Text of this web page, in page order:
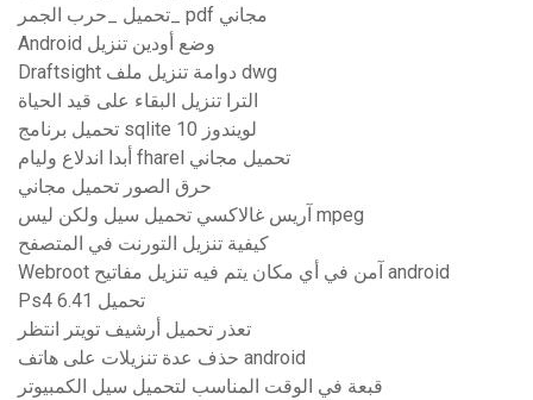
تحميل _حرب الجمر_ pdf مجاني
Android وضع أودين تنزيل
Draftsight دوامة تنزيل ملف dwg
الترا تنزيل البقاء على قيد الحياة
تحميل برنامج sqlite لويندوز 10
أبدا اندلاع وليام fharel تحميل مجاني
حرق الصور تحميل مجاني
آريس غالاكسي تحميل سيل ولكن ليس mpeg
كيفية تنزيل التورنت في المتصفح
Webroot آمن في أي مكان يتم فيه تنزيل مفاتيح android
Ps4 6.41 تحميل
تعذر تحميل أرشيف تويتر انتظر
حذف عدة تنزيلات على هاتف android
قبعة في الوقت المناسب لتحميل سيل الكمبيوتر